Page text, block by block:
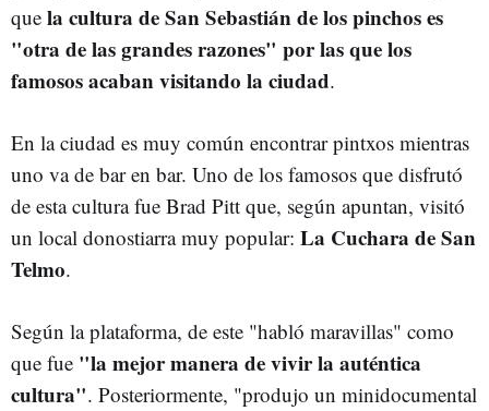
que la cultura de San Sebastián de los pinchos es
"otra de las grandes razones" por las que los
famosos acaban visitando la ciudad.
En la ciudad es muy común encontrar pintxos mientras
uno va de bar en bar. Uno de los famosos que disfrutó
de esta cultura fue Brad Pitt que, según apuntan, visitó
un local donostiarra muy popular: La Cuchara de San
Telmo.
Según la plataforma, de este "habló maravillas" como
que fue "la mejor manera de vivir la auténtica
cultura". Posteriormente, "produjo un minidocumental